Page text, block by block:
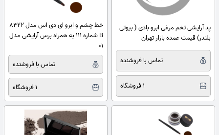
پد آرایشی تخم مرغی ابرو بادی ( بیوتی
بلندر) قیمت عمده بازار تهران
تماس با فروشنده
1 فروشگاه
خط چشم و ابرو ای دی اس مدل 8422
B شماره 111 به همراه برس آرایشی مدل
01
تماس با فروشنده
1 فروشگاه